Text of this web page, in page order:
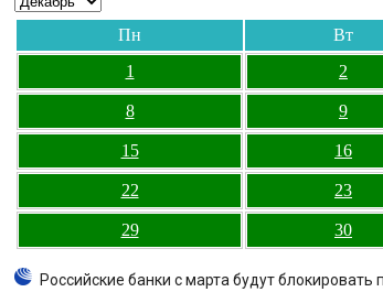
Пн Вт
1
2
8 9
15 16
22 23
29 30
Российские банки с марта будут